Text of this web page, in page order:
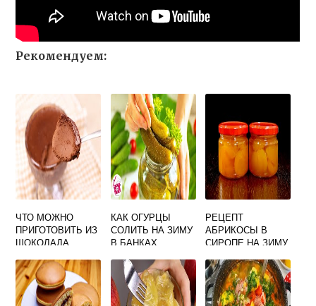
Рекомендуем:
ЧТО МОЖНО
ПРИГОТОВИТЬ ИЗ
ШОКОЛАДА
КАК ОГУРЦЫ
СОЛИТЬ НА ЗИМУ
В БАНКАХ
РЕЦЕПТ 3
ЛИТРОВАЯ БАНКА
РЕЦЕПТ
АБРИКОСЫ В
СИРОПЕ НА ЗИМУ